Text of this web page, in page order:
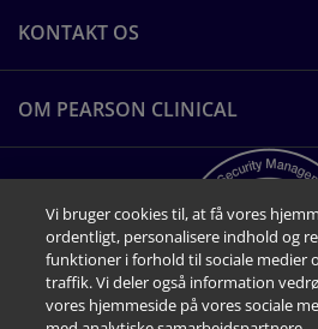
TEA-Ch
LÆS OM TESTEN
CCC-2
Tjekliste til screening
vanskeligheder.
LÆS OM TESTEN
BESS
Eksempel på
LÆS DOKUMENTET
BESS
Eksempel på BESS
LÆS DOKUMENTET
KONTAKT OS
OM PEARSON CLINICAL
Vi bruger cookies til, at få vores
ordentligt, personalisere indhold og
funktioner i forhold til sociale medier
traffik. Vi deler også information
vores hjemmeside på vores sociale